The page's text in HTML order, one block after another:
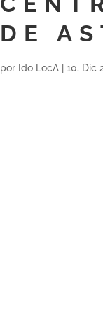
DE
por Ido LocA |10, Dic